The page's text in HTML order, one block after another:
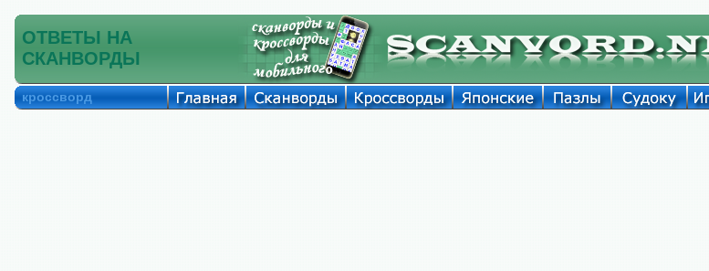
ОТВЕТЫ НА
СКАНВОРДЫ
кроссворд